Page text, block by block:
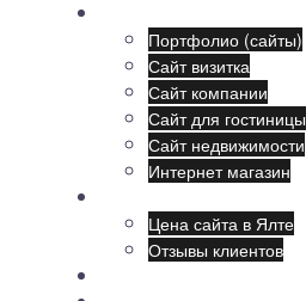
Портфолио (сайты)
Сайт визитка
Сайт компании
Сайт для гостиницы
Сайт недвижимости
Интернет магазин
Цена сайта в Ялте
Отзывы клиентов